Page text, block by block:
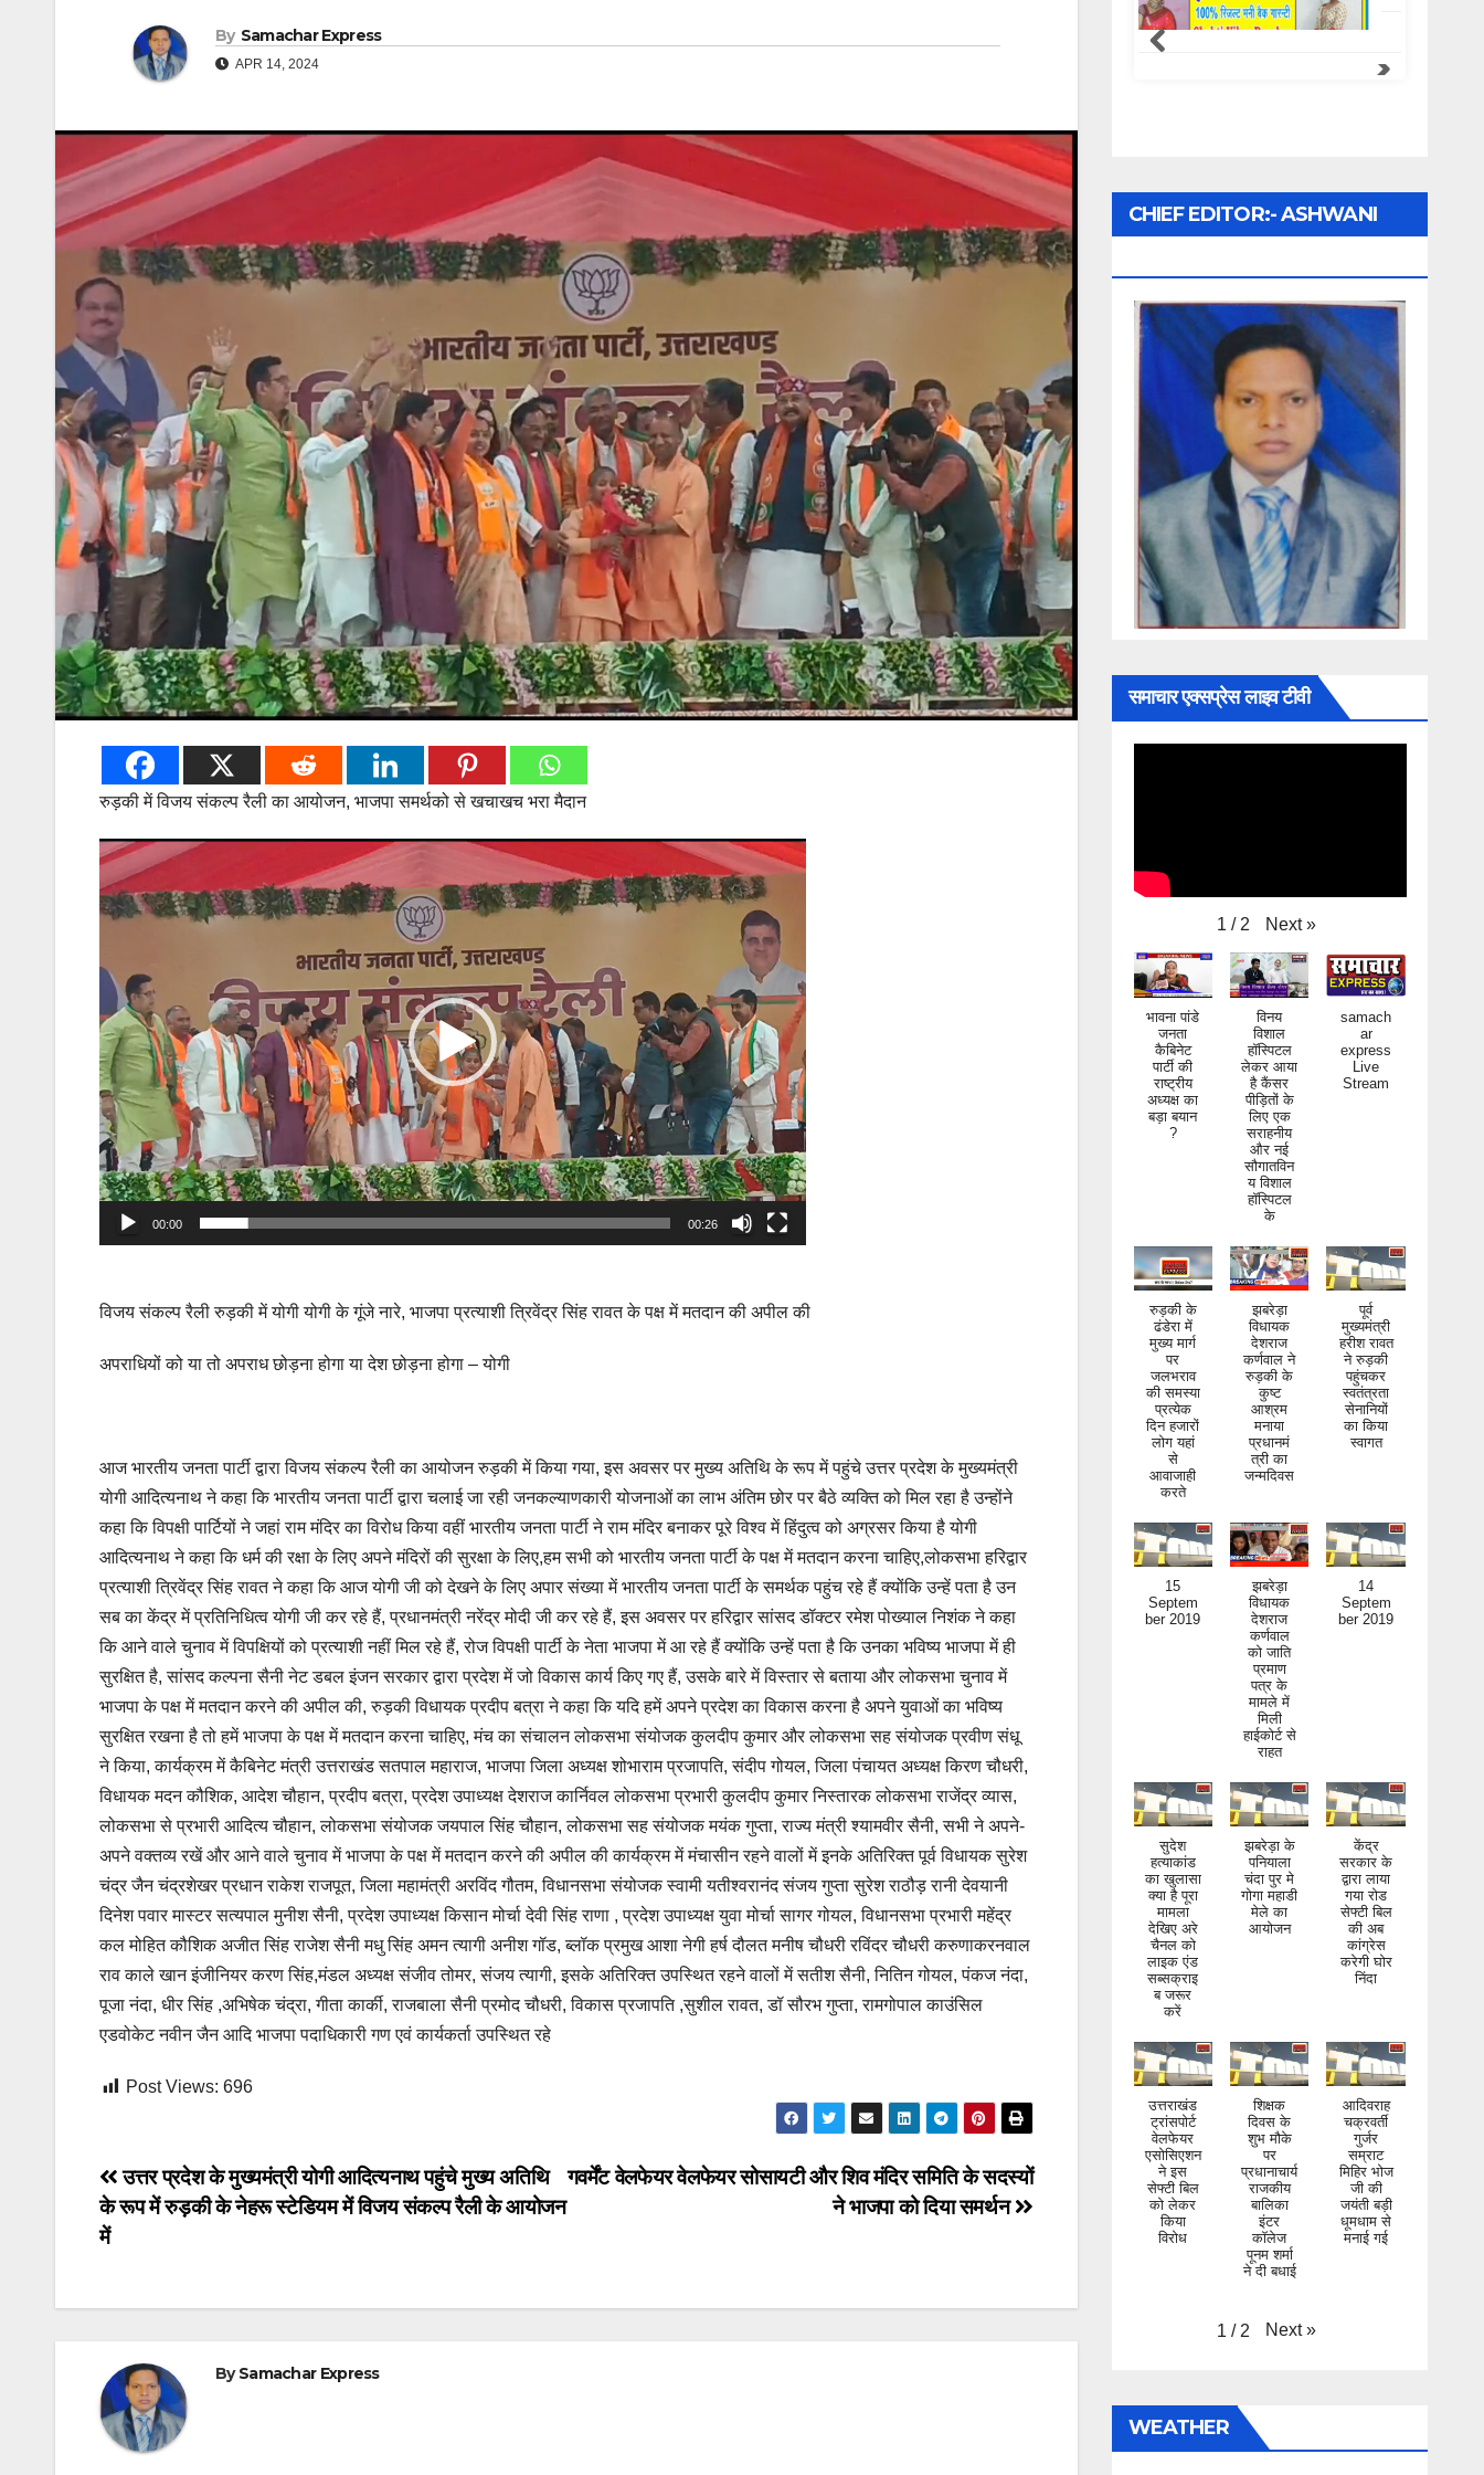
By Samachar Express
APR 14, 2024
रुड़की में विजय संकल्प रैली का आयोजन, भाजपा समर्थको से खचाखच भरा मैदान
Video
Player
00:00 00:26
विजय संकल्प रैली रुड़की में योगी योगी के गूंजे नारे, भाजपा प्रत्याशी त्रिवेंद्र सिंह रावत के पक्ष में मतदान की अपील की
अपराधियों को या तो अपराध छोड़ना होगा या देश छोड़ना होगा – योगी
आज भारतीय जनता पार्टी द्वारा विजय संकल्प रैली का आयोजन रुड़की में किया गया, इस अवसर पर मुख्य अतिथि के रूप में पहुंचे उत्तर प्रदेश के मुख्यमंत्री
योगी आदित्यनाथ ने कहा कि भारतीय जनता पार्टी द्वारा चलाई जा रही जनकल्याणकारी योजनाओं का लाभ अंतिम छोर पर बैठे व्यक्ति को मिल रहा है उन्होंने
कहा कि विपक्षी पार्टियों ने जहां राम मंदिर का विरोध किया वहीं भारतीय जनता पार्टी ने राम मंदिर बनाकर पूरे विश्व में हिंदुत्व को अग्रसर किया है योगी
आदित्यनाथ ने कहा कि धर्म की रक्षा के लिए अपने मंदिरों की सुरक्षा के लिए,हम सभी को भारतीय जनता पार्टी के पक्ष में मतदान करना चाहिए,लोकसभा हरिद्वार
प्रत्याशी त्रिवेंद्र सिंह रावत ने कहा कि आज योगी जी को देखने के लिए अपार संख्या में भारतीय जनता पार्टी के समर्थक पहुंच रहे हैं क्योंकि उन्हें पता है उन
सब का केंद्र में प्रतिनिधित्व योगी जी कर रहे हैं, प्रधानमंत्री नरेंद्र मोदी जी कर रहे हैं, इस अवसर पर हरिद्वार सांसद डॉक्टर रमेश पोख्याल निशंक ने कहा
कि आने वाले चुनाव में विपक्षियों को प्रत्याशी नहीं मिल रहे हैं, रोज विपक्षी पार्टी के नेता भाजपा में आ रहे हैं क्योंकि उन्हें पता है कि उनका भविष्य भाजपा में ही
सुरक्षित है, सांसद कल्पना सैनी नेट डबल इंजन सरकार द्वारा प्रदेश में जो विकास कार्य किए गए हैं, उसके बारे में विस्तार से बताया और लोकसभा चुनाव में
भाजपा के पक्ष में मतदान करने की अपील की, रुड़की विधायक प्रदीप बत्रा ने कहा कि यदि हमें अपने प्रदेश का विकास करना है अपने युवाओं का भविष्य
सुरक्षित रखना है तो हमें भाजपा के पक्ष में मतदान करना चाहिए, मंच का संचालन लोकसभा संयोजक कुलदीप कुमार और लोकसभा सह संयोजक प्रवीण संधू
ने किया, कार्यक्रम में कैबिनेट मंत्री उत्तराखंड सतपाल महाराज, भाजपा जिला अध्यक्ष शोभाराम प्रजापति, संदीप गोयल, जिला पंचायत अध्यक्ष किरण चौधरी,
विधायक मदन कौशिक, आदेश चौहान, प्रदीप बत्रा, प्रदेश उपाध्यक्ष देशराज कार्निवल लोकसभा प्रभारी कुलदीप कुमार निस्तारक लोकसभा राजेंद्र व्यास,
लोकसभा से प्रभारी आदित्य चौहान, लोकसभा संयोजक जयपाल सिंह चौहान, लोकसभा सह संयोजक मयंक गुप्ता, राज्य मंत्री श्यामवीर सैनी, सभी ने अपने-
अपने वक्तव्य रखें और आने वाले चुनाव में भाजपा के पक्ष में मतदान करने की अपील की कार्यक्रम में मंचासीन रहने वालों में इनके अतिरिक्त पूर्व विधायक सुरेश
चंद्र जैन चंद्रशेखर प्रधान राकेश राजपूत, जिला महामंत्री अरविंद गौतम, विधानसभा संयोजक स्वामी यतीश्वरानंद संजय गुप्ता सुरेश राठौड़ रानी देवयानी
दिनेश पवार मास्टर सत्यपाल मुनीश सैनी, प्रदेश उपाध्यक्ष किसान मोर्चा देवी सिंह राणा , प्रदेश उपाध्यक्ष युवा मोर्चा सागर गोयल, विधानसभा प्रभारी महेंद्र
कल मोहित कौशिक अजीत सिंह राजेश सैनी मधु सिंह अमन त्यागी अनीश गॉड, ब्लॉक प्रमुख आशा नेगी हर्ष दौलत मनीष चौधरी रविंदर चौधरी करुणाकरनवाल
राव काले खान इंजीनियर करण सिंह,मंडल अध्यक्ष संजीव तोमर, संजय त्यागी, इसके अतिरिक्त उपस्थित रहने वालों में सतीश सैनी, नितिन गोयल, पंकज नंदा,
पूजा नंदा, धीर सिंह ,अभिषेक चंद्रा, गीता कार्की, राजबाला सैनी प्रमोद चौधरी, विकास प्रजापति ,सुशील रावत, डॉ सौरभ गुप्ता, रामगोपाल काउंसिल
एडवोकेट नवीन जैन आदि भाजपा पदाधिकारी गण एवं कार्यकर्ता उपस्थित रहे
Post Views: 696
Post
navigation
गवर्मेंट वेलफेयर वेलफेयर सोसायटी और शिव मंदिर समिति के सदस्यों
ने भाजपा को दिया समर्थन
उत्तर प्रदेश के मुख्यमंत्री योगी आदित्यनाथ पहुंचे मुख्य अतिथि
के रूप में रुड़की के नेहरू स्टेडियम में विजय संकल्प रैली के आयोजन
में
BySamachar Express
Samachar Express
CHIEF EDITOR:- ASHWANI
UPADHYAY
समाचार एक्सप्रेस लाइव टीवी
भावना पांडे
जनता
कैबिनेट
पार्टी की
राष्ट्रीय
अध्यक्ष का
बड़ा बयान
?
विनय
विशाल
हॉस्पिटल
लेकर आया
है कैंसर
पीड़ितों के
लिए एक
सराहनीय
और नई
सौगातविन
य विशाल
हॉस्पिटल
के
samach
ar
express
Live
Stream
रुड़की के
ढंडेरा में
मुख्य मार्ग
पर
जलभराव
की समस्या
प्रत्येक
दिन हजारों
लोग यहां
से
आवाजाही
करते
झबरेड़ा
विधायक
देशराज
कर्णवाल ने
रुड़की के
कुष्ट
आश्रम
मनाया
प्रधानमं
त्री का
जन्मदिवस
पूर्व
मुख्यमंत्री
हरीश रावत
ने रुड़की
पहुंचकर
स्वतंत्रता
सेनानियों
का किया
स्वागत
15
Septem
ber 2019
झबरेड़ा
विधायक
देशराज
कर्णवाल
को जाति
प्रमाण
पत्र के
मामले में
मिली
हाईकोर्ट से
राहत
14
Septem
ber 2019
सुदेश
हत्याकांड
का खुलासा
क्या है पूरा
मामला
देखिए अरे
चैनल को
लाइक एंड
सब्सक्राइ
ब जरूर
करें
झबरेड़ा के
पनियाला
चंदा पुर मे
गोगा महाडी
मेले का
आयोजन
केंद्र
सरकार के
द्वारा लाया
गया रोड
सेफ्टी बिल
की अब
कांग्रेस
करेगी घोर
निंदा
उत्तराखंड
ट्रांसपोर्ट
वेलफेयर
एसोसिएशन
ने इस
सेफ्टी बिल
को लेकर
किया
विरोध
शिक्षक
दिवस के
शुभ मौके
पर
प्रधानाचार्य
राजकीय
बालिका
इंटर
कॉलेज
पूनम शर्मा
ने दी बधाई
आदिवराह
चक्रवर्ती
गुर्जर
सम्राट
मिहिर भोज
जी की
जयंती बड़ी
धूमधाम से
मनाई गई
WEATHER